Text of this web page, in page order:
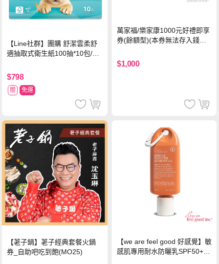
【Line社群】團購 舒潔雲柔舒
適抽取式衛生紙100抽*10包/6
$798
贈 免運
萬家福/樂家康1000元好禮即享
券(餘額型)(本券無法存入錢包
$1,000
【荖子鍋】荖子經典套餐火鍋
券_自助吧吃到飽(MO25)
【we are feel good 好感覺】敏
感肌專用耐水防曬乳SPF50+ 7